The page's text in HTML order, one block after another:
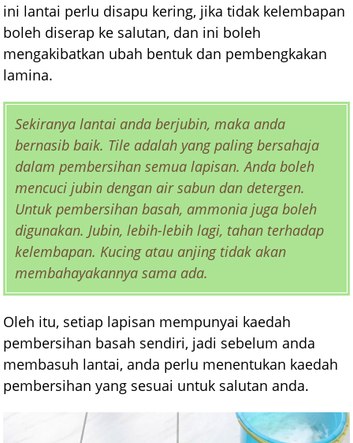
ini lantai perlu disapu kering, jika tidak kelembapan
boleh diserap ke salutan, dan ini boleh
mengakibatkan ubah bentuk dan pembengkakan
lamina.
Sekiranya lantai anda berjubin, maka anda
bernasib baik. Tile adalah yang paling bersahaja
dalam pembersihan semua lapisan. Anda boleh
mencuci jubin dengan air sabun dan detergen.
Untuk pembersihan basah, ammonia juga boleh
digunakan. Jubin, lebih-lebih lagi, tahan terhadap
kelembapan. Kucing atau anjing tidak akan
membahayakannya sama ada.
Oleh itu, setiap lapisan mempunyai kaedah
pembersihan basah sendiri, jadi sebelum anda
membasuh lantai, anda perlu menentukan kaedah
pembersihan yang sesuai untuk salutan anda.